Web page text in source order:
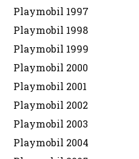
Playmobil 1997
Playmobil 1998
Playmobil 1999
Playmobil 2000
Playmobil 2001
Playmobil 2002
Playmobil 2003
Playmobil 2004